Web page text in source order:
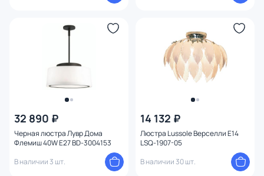
32 890 ₽
Черная люстра Лувр Дома
Флемиш 40W E27 BD-3004153
В наличии 3 шт.
14 132 ₽
Люстра Lussole Верселли E14
LSQ-1907-05
В наличии 30 шт.
Мощность ламп